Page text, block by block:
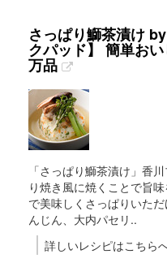
さっぱり鰤茶漬け
クパッド】 簡単お
万品
「さっぱり鰤茶漬け」香
り焼き風に焼くことで旨
で美味しくさっぱりいた
んじん、大内パセリ..
詳しいレシピはこちら